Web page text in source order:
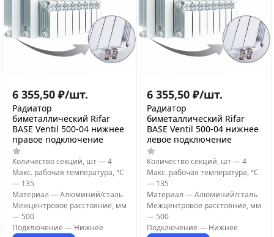
6 355,50 ₽/шт.
Радиатор
биметаллический Rifar
BASE Ventil 500-04 нижнее
правое подключение
Количество секций, шт—4
Макс. рабочая температура, °С
— 135
Материал —Алюминий/сталь
Межцентровое расстояние, мм
— 500
Подключение — Нижнее
6 355,50 ₽/шт.
Радиатор
биметаллический Rifar
BASE Ventil 500-04 нижнее
левое подключение
Количество секций, шт—4
Макс. рабочая температура, °С
— 135
Материал —Алюминий/сталь
Межцентровое расстояние, мм
— 500
Подключение — Нижнее